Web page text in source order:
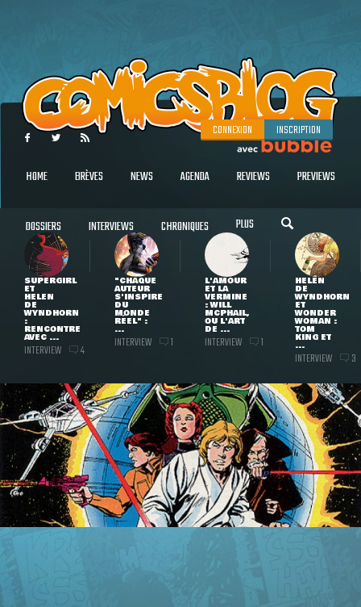
CONNEXION INSCRIPTION
HOME BRÈVES NEWS AGENDA REVIEWS PREVIEWS
DOSSIERS INTERVIEWS CHRONIQUES PLUS
SUPERGIRL
ET
HELEN
DE
WYNDHORN
:
RENCONTRE
AVEC ...
INTERVIEW 4
"CHAQUE
AUTEUR
S'INSPIRE
DU
MONDE
RÉEL" :
...
INTERVIEW 1
L'AMOUR
ET LA
VERMINE
: WILL
MCPHAIL,
OU L'ART
DE ...
INTERVIEW 1
HELEN
DE
WYNDHORN
ET
WONDER
WOMAN :
TOM
KING ET
...
INTERVIEW 3